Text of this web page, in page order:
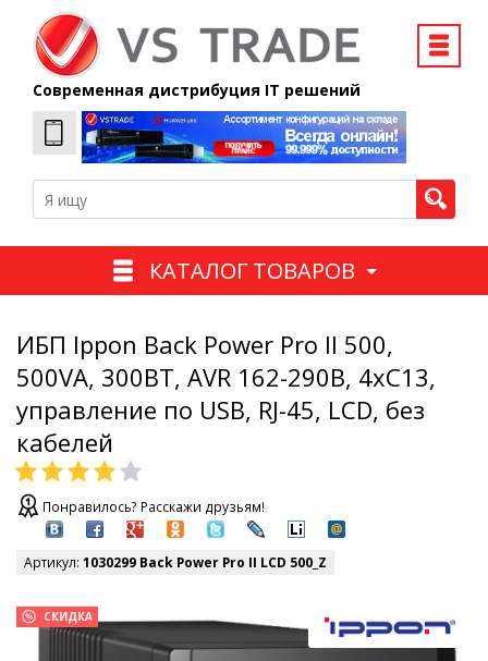
Современная дистрибуция IT решений
КАТАЛОГ ТОВАРОВ
ИБП Ippon Back Power Pro II 500,
500VA, 300ВТ, AVR 162-290В, 4хС13,
управление по USB, RJ-45, LCD, без
кабелей
Понравилось? Расскажи друзьям!
Артикул: 1030299 Back Power Pro II LCD 500_Z
СКИДКА